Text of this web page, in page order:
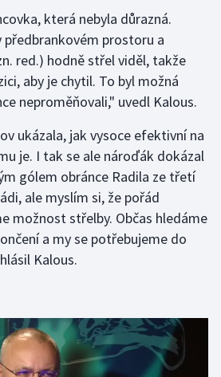
která nebyla důrazná.
předbrankovém prostoru a
red.) hodně střel viděl, takže
aby je chytil. To byl možná
neproměňovali," uvedl Kalous.
ukázala, jak vysoce efektivní na
je. I tak se ale nároďák dokázal
gólem obránce Radila ze třetí
ale myslím si, že pořád
možnost střelby. Občas hledáme
a my se potřebujeme do
Kalous.